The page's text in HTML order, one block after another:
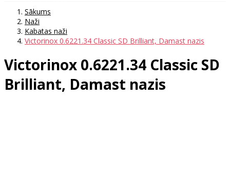
Sākums
Naži
Kabatas naži
Victorinox 0.6221.34 Classic SD Brilliant, Damast nazis
Victorinox 0.6221.34 Classic SD
Brilliant, Damast nazis